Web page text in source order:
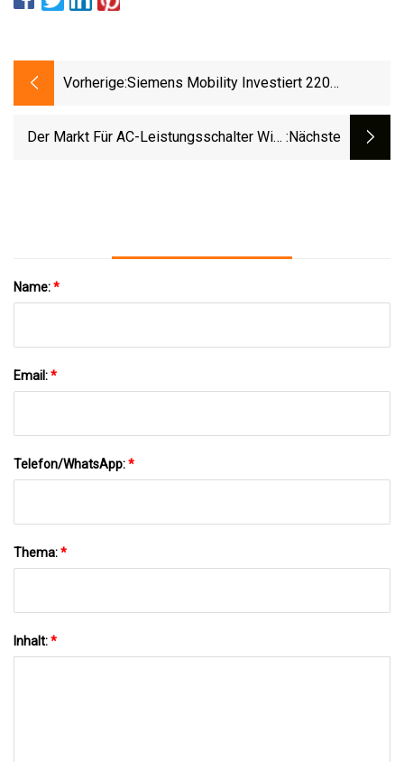
Vorherige:Siemens Mobility Investiert 220
Bahnfertigungsanlage In North Carolina
Der Markt Für AC-Leistungsschalter Wird :nächste
Name:*
Email:*
Telefon/WhatsApp:*
Thema:*
Inhalt:*